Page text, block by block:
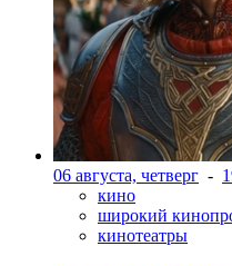
06 августа, четверг -
кино
широкий
кинотеатры